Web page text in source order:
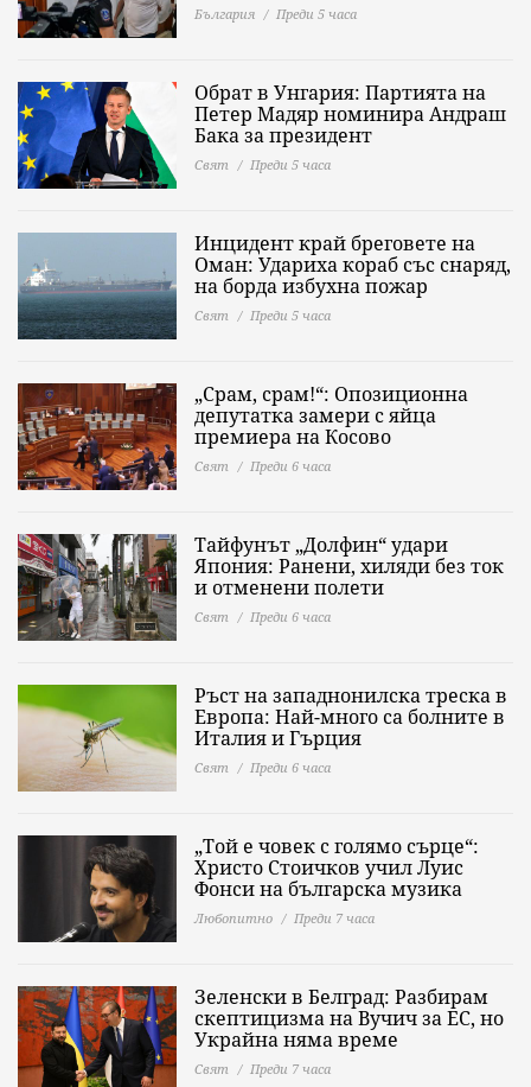
България Преди 5 часа
Обрат в Унгария: Партията на
Петер Мадяр номинира Андраш
Бака за президент
Свят Преди 5 часа
Инцидент край бреговете на
Оман: Удариха кораб със снаряд,
на борда избухна пожар
Свят Преди 5 часа
„Срам, срам!“: Опозиционна
депутатка замери с яйца
премиера на Косово
Свят Преди 6 часа
Тайфунът „Долфин“ удари
Япония: Ранени, хиляди без ток
и отменени полети
Свят Преди 6 часа
Ръст на западнонилска треска в
Европа: Най-много са болните в
Италия и Гърция
Свят Преди 6 часа
„Той е човек с голямо сърце“:
Христо Стоичков учил Луис
Фонси на българска музика
Любопитно Преди 7 часа
Зеленски в Белград: Разбирам
скептицизма на Вучич за ЕС, но
Украйна няма време
Свят Преди 7 часа